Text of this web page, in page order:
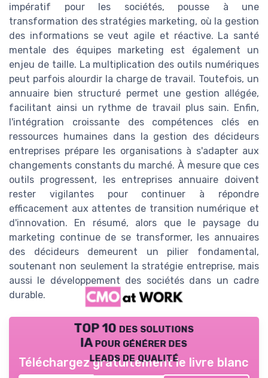
impératif pour les sociétés, pousse à une
transformation des stratégies marketing, où la gestion
des informations se veut agile et réactive. La santé
mentale des équipes marketing est également un
enjeu de taille. La multiplication des outils numériques
peut parfois alourdir la charge de travail. Toutefois, un
annuaire bien structuré permet une gestion allégée,
facilitant ainsi un rythme de travail plus sain. Enfin,
l'intégration croissante des compétences clés en
ressources humaines dans la gestion des décideurs
entreprises prépare les organisations à s'adapter aux
changements constants du marché. À mesure que ces
outils progressent, les entreprises annuaire doivent
rester vigilantes pour continuer à répondre
efficacement aux attentes de transition numérique et
d'innovation. En résumé, alors que le paysage du
marketing continue de se transformer, les annuaires
des décideurs demeurent un pilier fondamental,
soutenant non seulement la stratégie entreprise, mais
aussi le développement des sociétés dans un cadre
durable.
TOP 10 des solutions
IA pour générer des
leads de qualité
Téléchargez gratuitement le livre blanc